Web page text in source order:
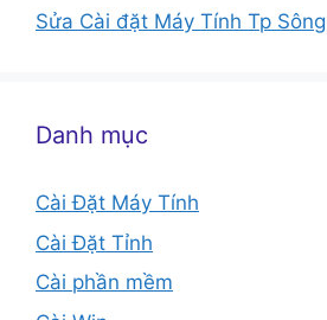
Sửa Cài đặt Máy Tính Tp
Danh mục
Cài Đặt Máy Tính
Cài Đặt Tỉnh
Cài phần mềm